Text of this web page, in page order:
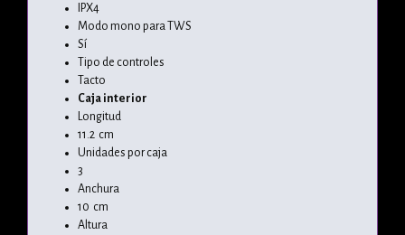
IPX4
Modo mono para TWS
Sí
Tipo de controles
Tacto
Caja interior
Longitud
11.2 cm
Unidades por caja
3
Anchura
10 cm
Altura